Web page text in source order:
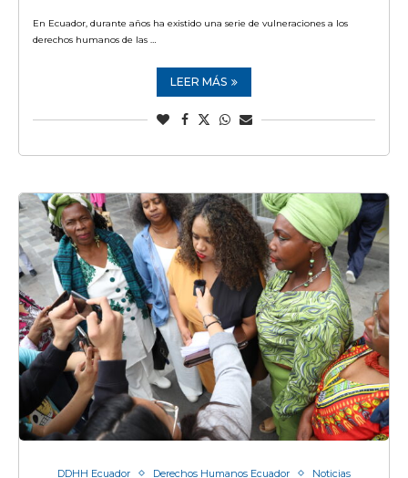
En Ecuador, durante años ha existido una serie de vulneraciones a los
derechos humanos de las …
LEER MÁS
DDHH Ecuador Derechos Humanos Ecuador Noticias